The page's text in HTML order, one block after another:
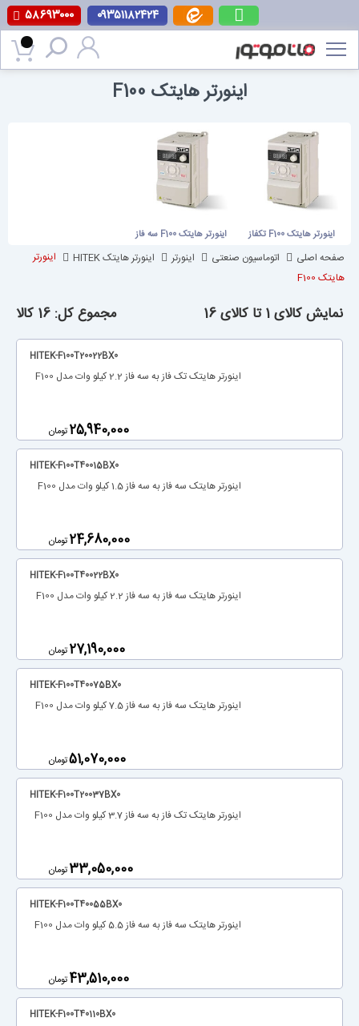
۵۸۶۹۳۰۰۰ ۰۹۳۵۱۱۸۲۴۲۴
به
اینورتر هایتک F100
اینورتر هایتک F100 تکفاز اینورتر هایتک F100 سه فاز
صفحه اصلی اتوماسیون صنعتی اینورتر اینورتر هایتک HITEK
اینورتر
هایتک F100
نمایش کالای 1 تا کالای 16 مجموع کل: 16 کالا
HITEK-F100T20022BX0
اینورتر هایتک تک فاز به سه فاز 2.2 کیلو وات مدل F100
‎25,940,000 تومان
HITEK-F100T40015BX0
اینورتر هایتک سه فاز به سه فاز 1.5 کیلو وات مدل F100
‎24,680,000 تومان
HITEK-F100T40022BX0
اینورتر هایتک سه فاز به سه فاز 2.2 کیلو وات مدل F100
‎27,190,000 تومان
HITEK-F100T40075BX0
اینورتر هایتک سه فاز به سه فاز 7.5 کیلو وات مدل F100
‎51,070,000تومان
HITEK-F100T20037BX0
اینورتر هایتک تک فاز به سه فاز 3.7 کیلو وات مدل F100
‎33,050,000 تومان
HITEK-F100T40055BX0
اینورتر هایتک سه فاز به سه فاز 5.5 کیلو وات مدل F100
‎43,510,000 تومان
HITEK-F100T40110BX0